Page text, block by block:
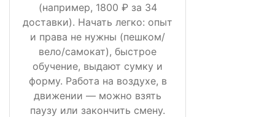
(например, 1800 ₽ за 34
доставки). Начать легко: опыт
и права не нужны (пешком/
вело/самокат), быстрое
обучение, выдают сумку и
форму. Работа на воздухе, в
движении — можно взять
паузу или закончить смену.